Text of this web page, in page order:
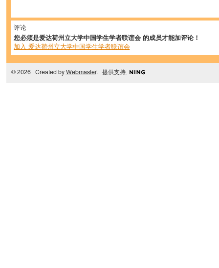
评论
您必须是爱达荷州立大学中国学生学者联谊会 的成员才能加评论！
加入 爱达荷州立大学中国学生学者联谊会
© 2026 Created byWebmaster. 提供支持